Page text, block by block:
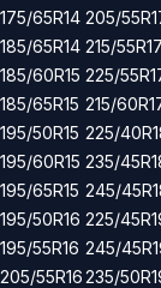
175/65R14
185/65R14
185/60R15
185/65R15
195/50R15
195/60R15
195/65R15
195/50R16
195/55R16
205/55R16
205/
215/55R17
225/
215/
225/
235/
245/
225/
245/
235/